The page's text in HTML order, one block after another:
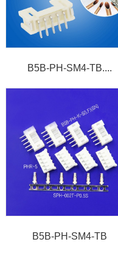
B5B-PH-SM4-TB....
B5B-PH-SM4-TB